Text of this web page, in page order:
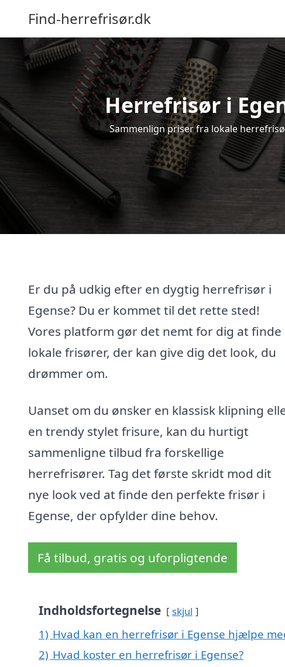
Find-herrefrisør.dk
Herrefrisør i
Sammenlign priser fra lokale
Er du på udkig efter en dygtig herrefrisør i
Egense? Du er kommet til det rette sted!
Vores platform gør det nemt for dig at finde
lokale frisører, der kan give dig det look, du
drømmer om.
Uanset om du ønsker en klassisk klipning
en trendy stylet frisure, kan du hurtigt
sammenligne tilbud fra forskellige
herrefrisører. Tag det første skridt mod dit
nye look ved at finde den perfekte frisør i
Egense, der opfylder dine behov.
Få tilbud, gratis og uforpligtende
Indholdsfortegnelse skjul
1) Hvad kan en herrefrisør i Egense hjælpe
2) Hvad koster en herrefrisør i Egense?